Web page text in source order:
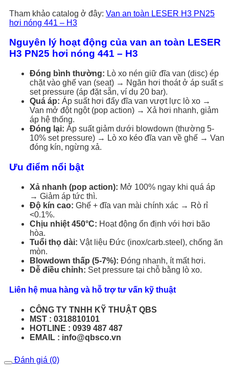
Tham khảo catalog ở đây: Van an toàn LESER H3 PN25
hơi nóng 441 – H3
Nguyên lý hoạt động của van an toàn LESER
H3 PN25 hơi nóng 441 – H3
Đóng bình thường: Lò xo nén giữ đĩa van (disc) ép
chặt vào ghế van (seat) → Ngăn hơi thoát ở áp suất ≤
set pressure (áp đặt sẵn, ví dụ 20 bar).
Quá áp: Áp suất hơi đẩy đĩa van vượt lực lò xo →
Van mở đột ngột (pop action) → Xả hơi nhanh, giảm
áp hệ thống.
Đóng lại: Áp suất giảm dưới blowdown (thường 5-
10% set pressure) → Lò xo kéo đĩa van về ghế → Van
đóng kín, ngừng xả.
Ưu điểm nổi bật
Xả nhanh (pop action): Mở 100% ngay khi quá áp
→ Giảm áp tức thì.
Độ kín cao: Ghế + đĩa van mài chính xác → Rò rỉ
<0.1%.
Chịu nhiệt 450°C: Hoạt động ổn định với hơi bão
hòa.
Tuổi thọ dài: Vật liệu Đức (inox/carb.steel), chống ăn
mòn.
Blowdown thấp (5-7%): Đóng nhanh, ít mất hơi.
Dễ điều chỉnh: Set pressure tại chỗ bằng lò xo.
Liên hệ mua hàng và hỗ trợ tư vấn kỹ thuật
CÔNG TY TNHH KỸ THUẬT QBS
MST : 0318810101
HOTLINE : 0939 487 487
EMAIL : info@qbsco.vn
Đánh giá (0)